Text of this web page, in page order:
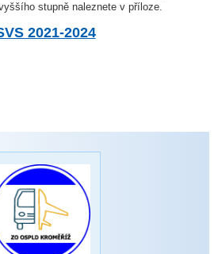
stupně naleznete v příloze.
2021-2024